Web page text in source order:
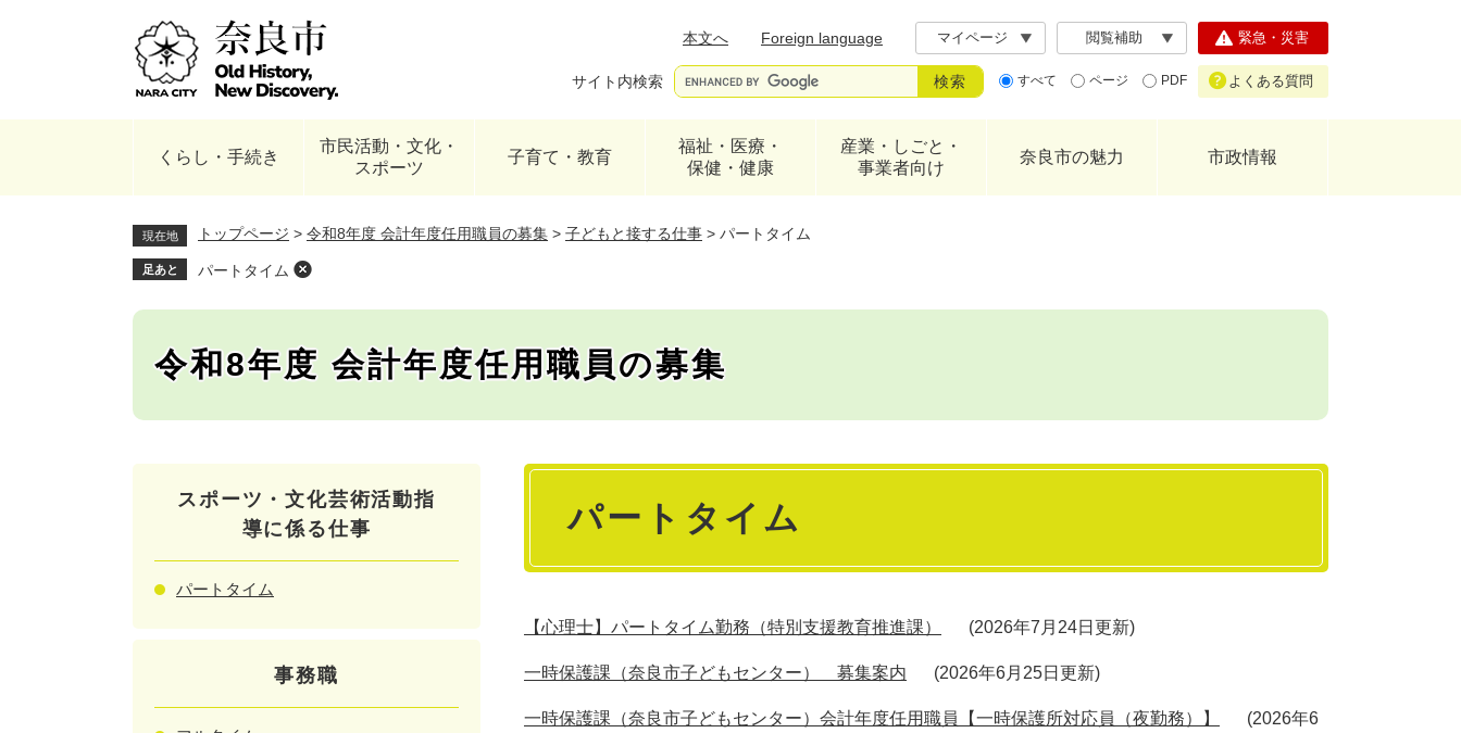
本文へ
Foreign language マイページ 閲覧補助
サイト内検索 すべて ページ PDF
緊急・災害
よくある質問
くらし・手続き
市民活動・文化・
スポーツ
子育て・教育
福祉・医療・
保健・健康
産業・しごと・
事業者向け
奈良市の魅力 市政情報
現在地 トップページ > 令和8年度 会計年度任用職員の募集 > 子どもと接する仕事 > パートタイム
足あと パートタイム
令和8年度 会計年度任用職員の募集
本
パートタイム
【心理士】パートタイム勤務（特別支援教育推進課） 2026年7月24日更新
一時保護課（奈良市子どもセンター） 募集案内 2026年6月25日更新
一時保護課（奈良市子どもセンター）会計年度任用職員【一時保護所対応員（夜勤務）】
2026年6
スポーツ・文化芸術活動指
導に係る仕事
パートタイム
事務職